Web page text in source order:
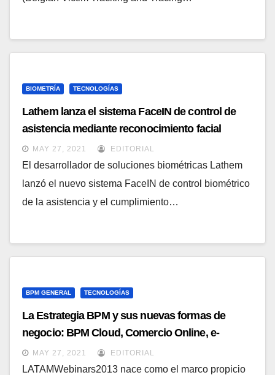
BIOMETRÍA TECNOLOGÍAS
Lathem lanza el sistema FaceIN de control de
asistencia mediante reconocimiento facial
MAY 27, 2021 EDITORIAL
El desarrollador de soluciones biométricas Lathem
lanzó el nuevo sistema FaceIN de control biométrico
de la asistencia y el cumplimiento…
BPM GENERAL TECNOLOGÍAS
La Estrategia BPM y sus nuevas formas de
negocio: BPM Cloud, Comercio Online, e-
Financiero, etc. Sesión de 3 horas.
MAY 27, 2021 EDITORIAL
LATAMWebinars2013 nace como el marco propicio